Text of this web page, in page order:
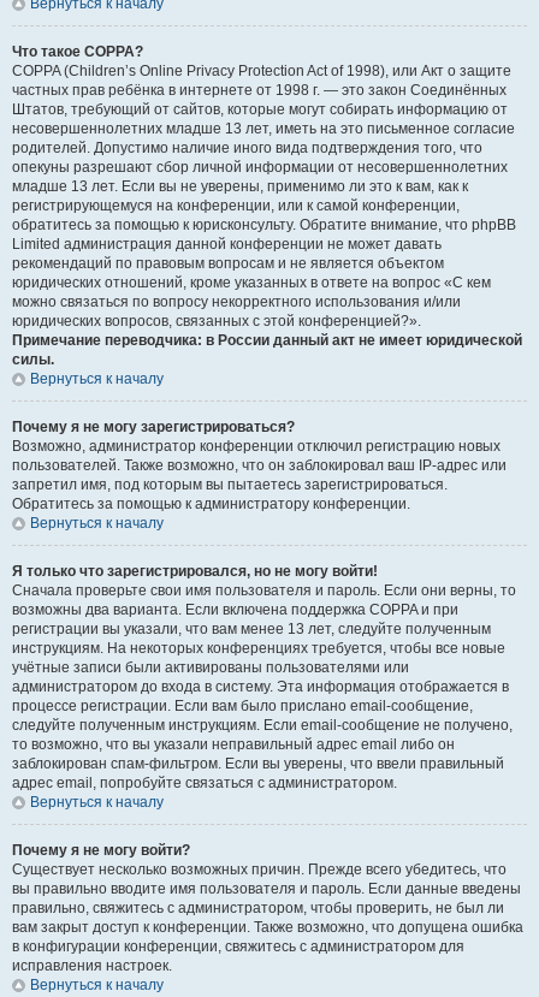
Вернуться к началу
Что такое COPPA?
COPPA (Children’s Online Privacy Protection Act of 1998), или Акт о защите
частных прав ребёнка в интернете от 1998 г. — это закон Соединённых
Штатов, требующий от сайтов, которые могут собирать информацию от
несовершеннолетних младше 13 лет, иметь на это письменное согласие
родителей. Допустимо наличие иного вида подтверждения того, что
опекуны разрешают сбор личной информации от несовершеннолетних
младше 13 лет. Если вы не уверены, применимо ли это к вам, как к
регистрирующемуся на конференции, или к самой конференции,
обратитесь за помощью к юрисконсульту. Обратите внимание, что phpBB
Limited администрация данной конференции не может давать
рекомендаций по правовым вопросам и не является объектом
юридических отношений, кроме указанных в ответе на вопрос «С кем
можно связаться по вопросу некорректного использования и/или
юридических вопросов, связанных с этой конференцией?».
Примечание переводчика: в России данный акт не имеет юридической
силы.
Вернуться к началу
Почему я не могу зарегистрироваться?
Возможно, администратор конференции отключил регистрацию новых
пользователей. Также возможно, что он заблокировал ваш IP-адрес или
запретил имя, под которым вы пытаетесь зарегистрироваться.
Обратитесь за помощью к администратору конференции.
Вернуться к началу
Я только что зарегистрировался, но не могу войти!
Сначала проверьте свои имя пользователя и пароль. Если они верны, то
возможны два варианта. Если включена поддержка COPPA и при
регистрации вы указали, что вам менее 13 лет, следуйте полученным
инструкциям. На некоторых конференциях требуется, чтобы все новые
учётные записи были активированы пользователями или
администратором до входа в систему. Эта информация отображается в
процессе регистрации. Если вам было прислано email-сообщение,
следуйте полученным инструкциям. Если email-сообщение не получено,
то возможно, что вы указали неправильный адрес email либо он
заблокирован спам-фильтром. Если вы уверены, что ввели правильный
адрес email, попробуйте связаться с администратором.
Вернуться к началу
Почему я не могу войти?
Существует несколько возможных причин. Прежде всего убедитесь, что
вы правильно вводите имя пользователя и пароль. Если данные введены
правильно, свяжитесь с администратором, чтобы проверить, не был ли
вам закрыт доступ к конференции. Также возможно, что допущена ошибка
в конфигурации конференции, свяжитесь с администратором для
исправления настроек.
Вернуться к началу